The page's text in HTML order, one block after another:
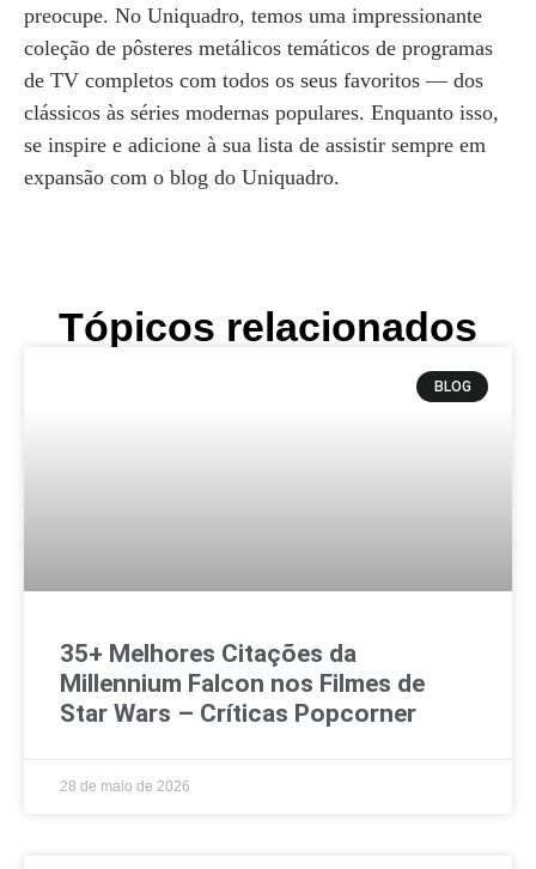
preocupe. No Uniquadro, temos uma impressionante
coleção de pôsteres metálicos temáticos de programas
de TV completos com todos os seus favoritos — dos
clássicos às séries modernas populares. Enquanto isso,
se inspire e adicione à sua lista de assistir sempre em
expansão com o blog do Uniquadro.
Tópicos relacionados
BLOG
35+ Melhores Citações da
Millennium Falcon nos Filmes de
Star Wars – Críticas Popcorner
28 de maio de 2026